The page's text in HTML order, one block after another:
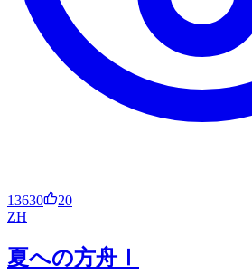
13630
20
ZH
夏への方舟Ⅰ